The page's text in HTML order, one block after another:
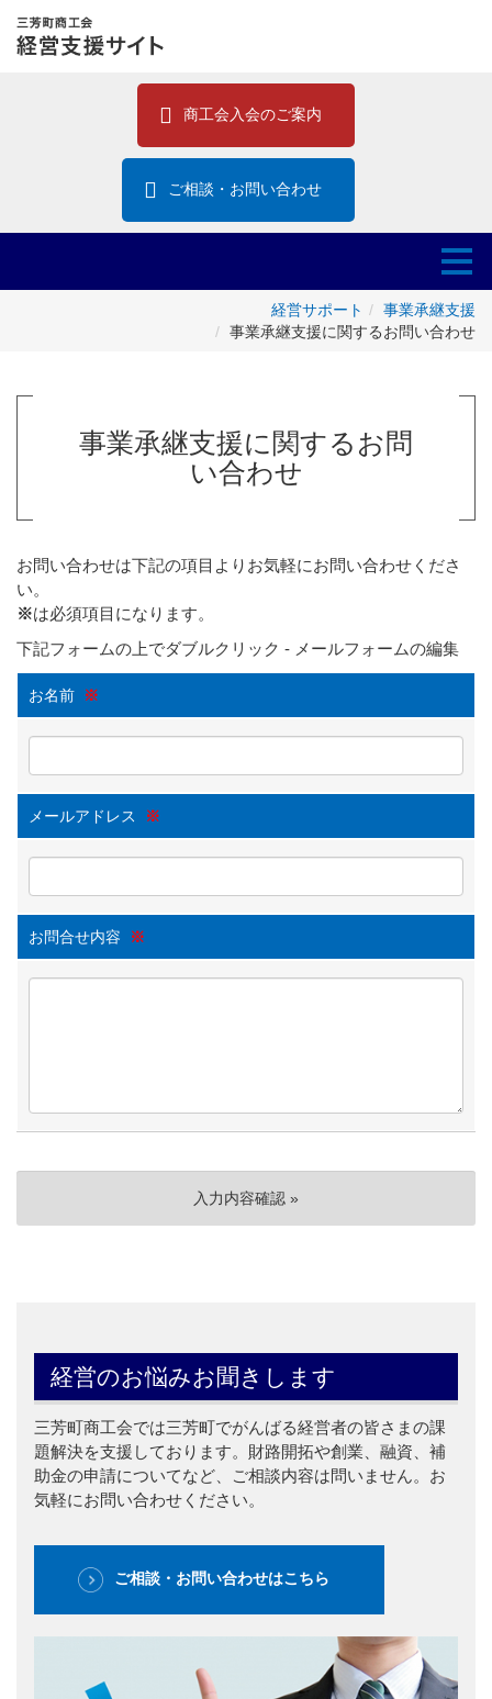
商工会入会のご案内
ご相談・お問い合わせ
経営サポート
事業承継支援
事業承継支援に関するお問い合わせ
事業承継支援に関するお問
い合わせ
お問い合わせは下記の項目よりお気軽にお問い合わせくださ
い。
※は必須項目になります。
下記フォームの上でダブルクリック - メールフォームの編集
お名前 ※
メールアドレス ※
お問合せ内容 ※
経営のお悩みお聞きします
三芳町商工会では三芳町でがんばる経営者の皆さまの課
題解決を支援しております。財路開拓や創業、融資、補
助金の申請についてなど、ご相談内容は問いません。お
気軽にお問い合わせください。
ご相談・お問い合わせはこちら